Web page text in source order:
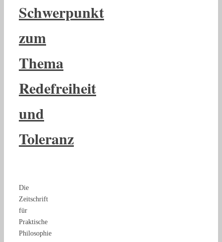
Schwerpunkt
zum
Thema
Redefreiheit
und
Toleranz
Die
Zeitschrift
für
Praktische
Philosophie